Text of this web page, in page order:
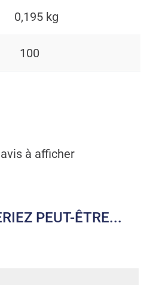
0,195 kg
100
à afficher
PEUT-ÊTRE...